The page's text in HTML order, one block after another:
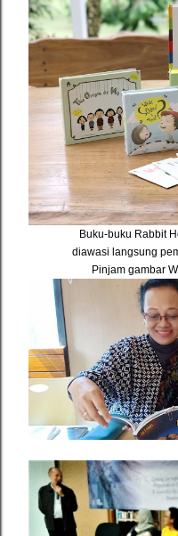
Buku-buku Rabbit
diawasi langsung
Pinjam gambar